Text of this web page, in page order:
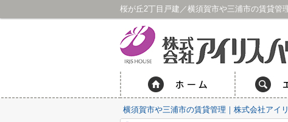
桜が丘2丁目戸建／横須賀市や三浦市の賃貸管
横須賀市や三浦市の賃貸管理｜株式会社アイ